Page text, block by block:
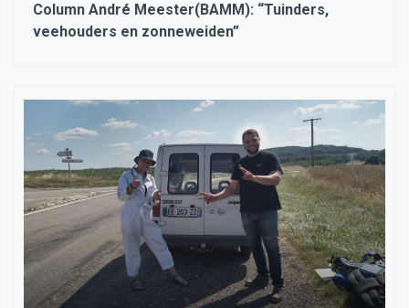
Column André Meester(BAMM): “Tuinders,
veehouders en zonneweiden”